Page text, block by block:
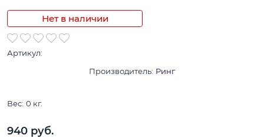
Нет в наличии
Артикул:
Производитель: Ринг
Вес: 0 кг.
940 руб.